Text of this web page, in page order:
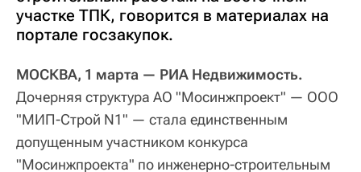
участке ТПК, говорится в материалах на
портале госзакупок.
МОСКВА, 1 марта — РИА Недвижимость.
Дочерняя структура АО "Мосинжпроект" — ООО
"МИП-Строй N1" — стала единственным
допущенным участником конкурса
"Мосинжпроекта" по инженерно-строительным